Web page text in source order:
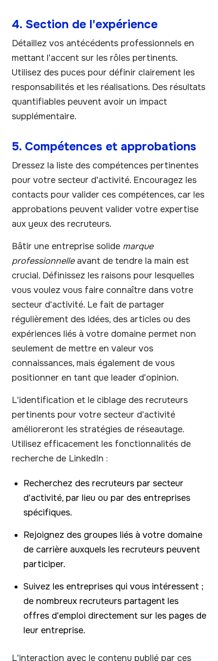
4. Section de l'expérience
Détaillez vos antécédents professionnels en
mettant l'accent sur les rôles pertinents.
Utilisez des puces pour définir clairement les
responsabilités et les réalisations. Des résultats
quantifiables peuvent avoir un impact
supplémentaire.
5. Compétences et approbations
Dressez la liste des compétences pertinentes
pour votre secteur d'activité. Encouragez les
contacts pour valider ces compétences, car les
approbations peuvent valider votre expertise
aux yeux des recruteurs.
Bâtir une entreprise solide marque
professionnelleavant de tendre la main est
crucial. Définissez les raisons pour lesquelles
vous voulez vous faire connaître dans votre
secteur d'activité. Le fait de partager
régulièrement des idées, des articles ou des
expériences liés à votre domaine permet non
seulement de mettre en valeur vos
connaissances, mais également de vous
positionner en tant que leader d'opinion.
L'identification et le ciblage des recruteurs
pertinents pour votre secteur d'activité
amélioreront les stratégies de réseautage.
Utilisez efficacement les fonctionnalités de
recherche de LinkedIn :
Recherchez des recruteurs par secteur
d'activité, par lieu ou par des entreprises
spécifiques.
Rejoignez des groupes liés à votre domaine
de carrière auxquels les recruteurs peuvent
participer.
Suivez les entreprises qui vous intéressent ;
de nombreux recruteurs partagent les
offres d'emploi directement sur les pages de
leur entreprise.
L'interaction avec le contenu publié par ces